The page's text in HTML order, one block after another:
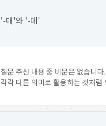
'-대'와 '-데'
질문 주신 내용 중 비문은 없습니
각각 다른 의미로 활용하는 것처럼